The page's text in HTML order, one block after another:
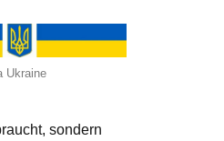
Ukraine
sondern